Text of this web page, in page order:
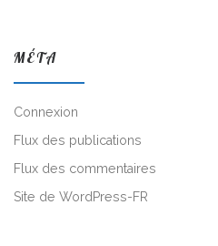
MÉTA
Connexion
Flux des publications
Flux des commentaires
Site de WordPress-FR